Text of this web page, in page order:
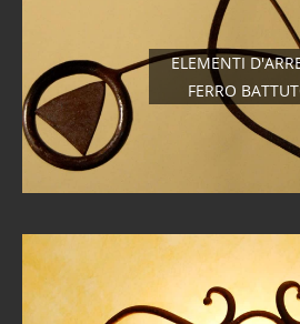
ELEMENTI
FERRO